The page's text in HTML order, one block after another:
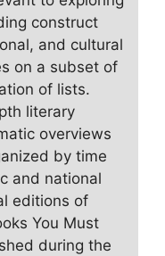
construct
and cultural
on a subset of
of lists.
literary
overviews
by time
and national
editions of
You Must
during the